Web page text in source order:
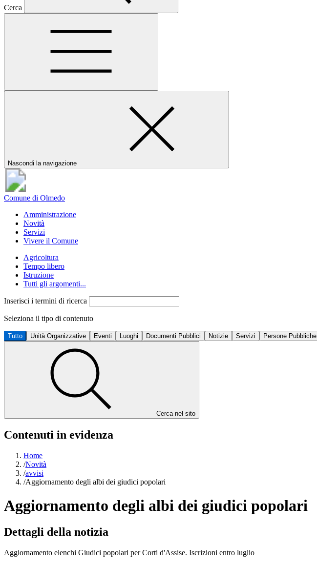
Cerca
Nascondi la navigazione
Comune di Olmedo
Amministrazione
Novità
Servizi
Vivere il Comune
Agricoltura
Tempo libero
Istruzione
Tutti gli argomenti...
Inserisci i termini di ricerca
Seleziona il tipo di contenuto
Tutto Unità Organizzative Eventi Luoghi Documenti Pubblici Notizie Servizi Persone Pubbliche
Cerca nel sito
Contenuti in evidenza
Home
/Novità
/avvisi
/Aggiornamento degli albi dei giudici popolari
Aggiornamento degli albi dei giudici popolari
Dettagli della notizia
Aggiornamento elenchi Giudici popolari per Corti d'Assise. Iscrizioni entro luglio